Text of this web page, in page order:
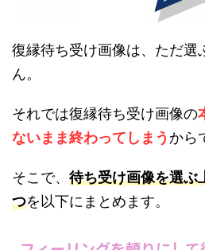
復縁待ち受け画像は、ただ選
ん。
それでは復縁待ち受け画像の
ないまま終わってしまうから
そこで、 待ち受け画像を選ぶ
つを以下にまとめます。